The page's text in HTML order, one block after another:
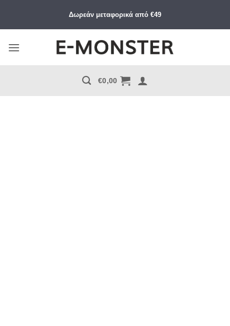
περιεχόμενο
Δωρεάν μεταφορικά από €49
€0,00